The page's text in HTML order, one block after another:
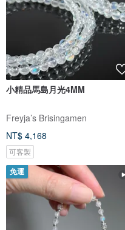
小精品馬島月光4MM
Freyja’s Brisingamen
NT$ 4,168
可客製
免運